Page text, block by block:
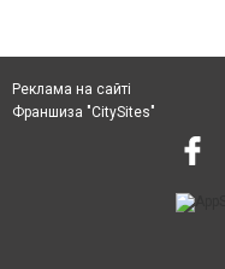
Реклама на сайті
Франшиза "CitySites"